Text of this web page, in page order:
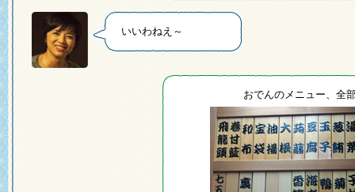
いいわねえ～
おでんのメニュー、全